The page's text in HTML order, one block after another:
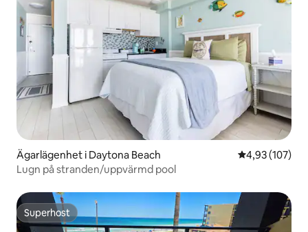
Ägarlägenhet i Daytona Beach 4,93 av 5 i
4,93 (107)
Lugn på stranden/uppvärmd pool
Superhost
Superhost